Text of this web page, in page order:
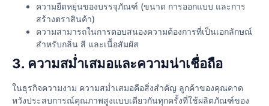
ความยืดหยุ่นของบรรจุภัณฑ์ (ขนาด การออกแบบ และการ
สร้างตราสินค้า)
ความสามารถในการตอบสนองความต้องการที่เป็นเอกลักษณ์
สำหรับกลิ่น สี และเนื้อสัมผัส
3. ความสม่ำเสมอและความน่าเชื่อถือ
ในธุรกิจความงาม ความสม่ำเสมอคือสิ่งสำคัญ ลูกค้าของคุณคาด
หวังประสบการณ์คุณภาพสูงแบบเดียวกันทุกครั้งที่ใช้ผลิตภัณฑ์ของ